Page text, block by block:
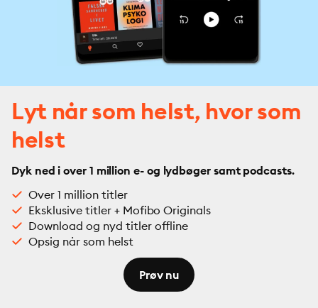
Lyt når som helst, hvor som
helst
Dyk ned i over 1 million e- og lydbøger samt podcasts.
Over 1 million titler
Eksklusive titler + Mofibo Originals
Download og nyd titler offline
Opsig når som helst
Prøv nu